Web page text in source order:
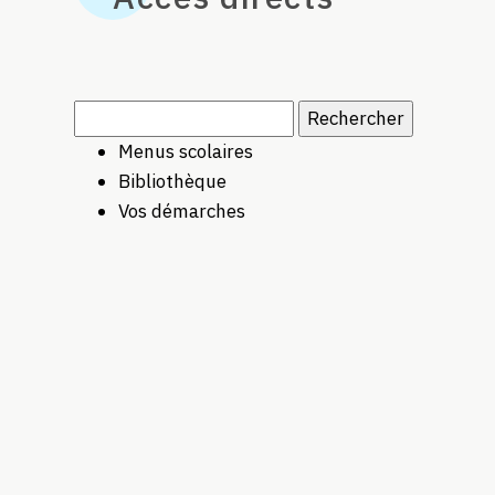
Menus scolaires
Bibliothèque
Vos démarches